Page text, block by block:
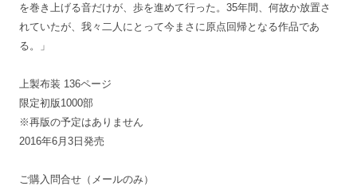
を巻き上げる音だけが、歩を進めて行った。35年間、何故か放置さ
れていたが、我々二人にとって今まさに原点回帰となる作品であ
る。」
上製布装 136ページ
限定初版1000部
※再版の予定はありません
2016年6月3日発売
ご購入問合せ（メールのみ）